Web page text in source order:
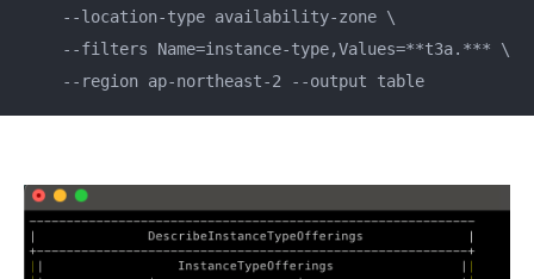
    --location-type availability-zone \
    --filters Name=instance-type,Values=**t3a.*** \
    --region ap-northeast-2 --output table